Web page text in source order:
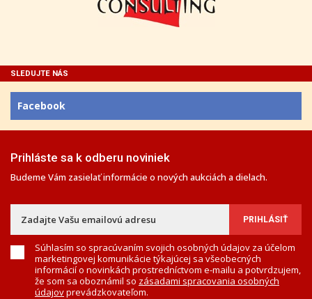
SLEDUJTE NÁS
Facebook
Prihláste sa k odberu noviniek
Budeme Vám zasielať informácie o nových aukciách a dielach.
Súhlasím so spracúvaním svojich osobných údajov za účelom
marketingovej komunikácie týkajúcej sa všeobecných
informácií o novinkách prostredníctvom e-mailu a potvrdzujem,
že som sa oboznámil so zásadami spracovania osobných
údajovprevádzkovateľom.